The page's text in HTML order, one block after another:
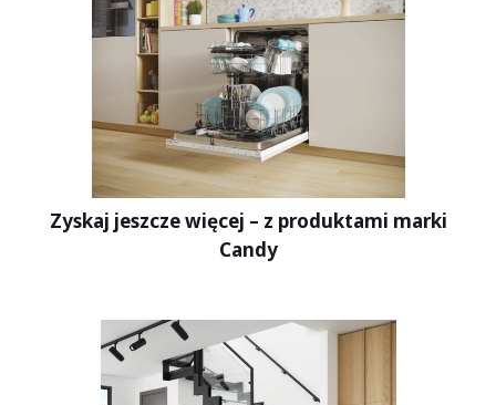
Zyskaj jeszcze więcej – z produktami marki
Candy